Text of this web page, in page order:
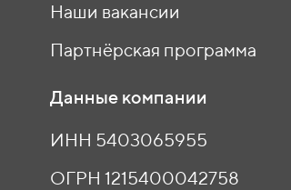
Наши вакансии
Партнёрская программа
Данные компании
ИНН 5403065955
ОГРН 1215400042758